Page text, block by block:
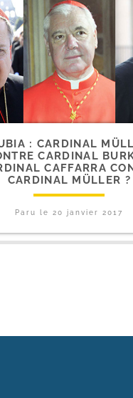
: CARDINAL
CARDINAL
CAFFARRA
CARDINAL MÜLLER ?
Paru le20 janvier 2017